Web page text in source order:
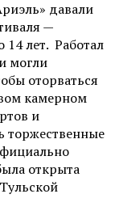
давали
—
14 лет. Работал
могли
оторваться
камерном
и
торжественные
открыта